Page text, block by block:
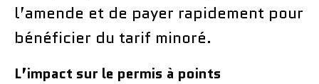
l’amende et de payer rapidement pour
bénéficier du tarif minoré.
L’impact sur le permis à points